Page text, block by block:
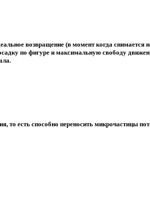
возвращение (в момент когда снимается
по фигуре и максимальную свободу
то есть способно переносить микрочастицы